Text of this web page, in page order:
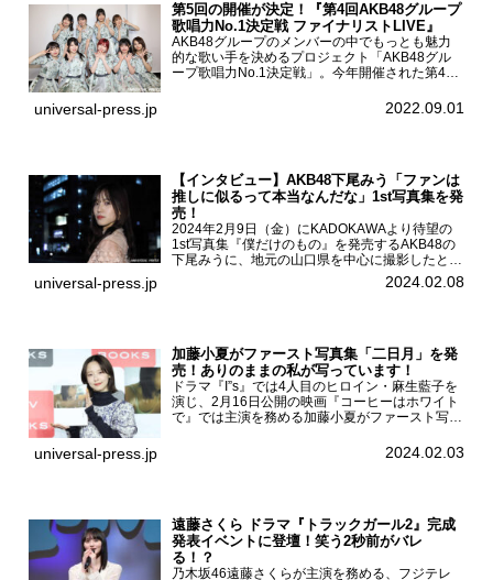
第5回の開催が決定！『第4回AKB48グループ
歌唱力No.1決定戦 ファイナリストLIVE』
AKB48グループのメンバーの中でもっとも魅力
的な歌い手を決めるプロジェクト「AKB48グル
ープ歌唱力No.1決定戦」。今年開催された第4回
る一夜限りのライブイベント「ファイナリスト
universal-press.jp 2022.09.01
【インタビュー】AKB48下尾みう「ファンは
推しに似るって本当なんだな」1st写真集を発
売！
2024年2月9日（金）にKADOKAWAより待望の
1st写真集『僕だけのもの』を発売するAKB48の
下尾みうに、地元の山口県を中心に撮影したとい
う今回の写真集についてインタビューをお願いし
た。1st写真集『僕だけのもの』を発売する
universal-press.jp 2024.02.08
加藤小夏がファースト写真集「二日月」を発
売！ありのままの私が写っています！
ドラマ『I”s』では4人目のヒロイン・麻生藍子を
演じ、2月16日公開の映画『コーヒーはホワイト
で』では主演を務める加藤小夏がファースト写真
記念イベントをHMV＆BOOKS SHIBUYAで開催
universal-press.jp 2024.02.03
遠藤さくら ドラマ『トラックガール2』完成
発表イベントに登壇！笑う2秒前がバレ
る！？
乃木坂46遠藤さくらが主演を務める、フジテレ